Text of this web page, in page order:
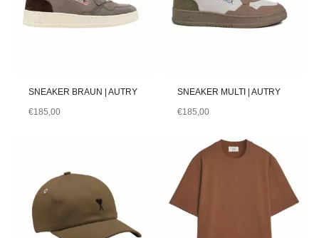
SNEAKER BRAUN | AUTRY
€185,00
SNEAKER MULTI | AUTRY
€185,00